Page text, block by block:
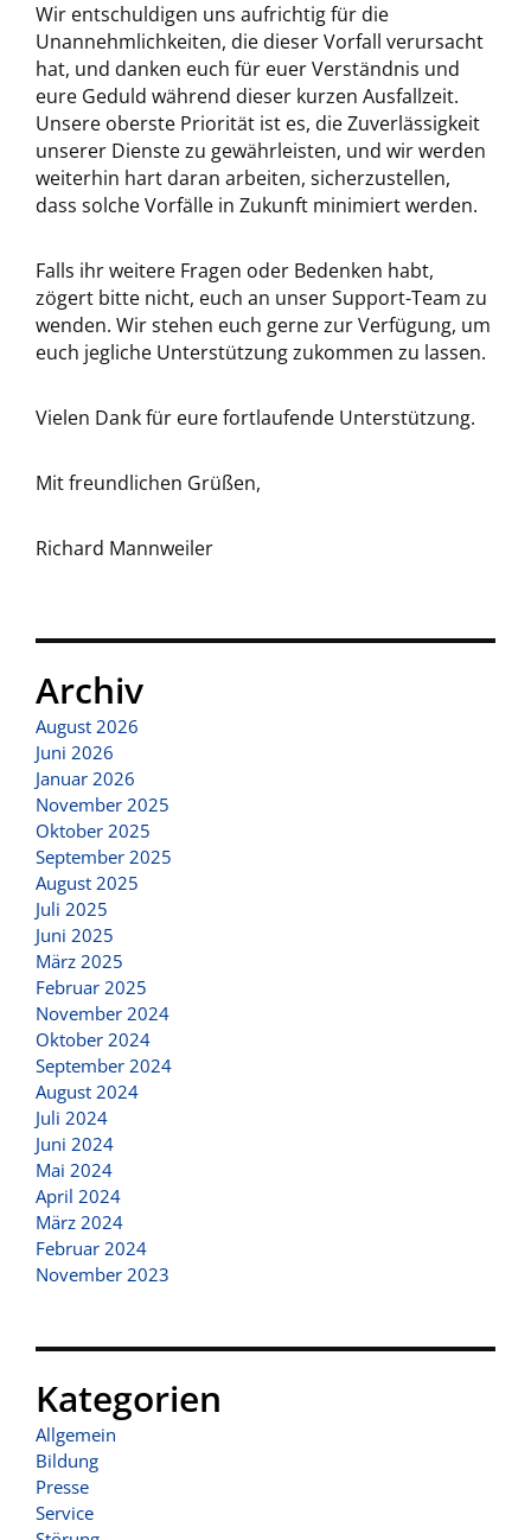
Wir entschuldigen uns aufrichtig für die
Unannehmlichkeiten, die dieser Vorfall verursacht
hat, und danken euch für euer Verständnis und
eure Geduld während dieser kurzen Ausfallzeit.
Unsere oberste Priorität ist es, die Zuverlässigkeit
unserer Dienste zu gewährleisten, und wir werden
weiterhin hart daran arbeiten, sicherzustellen,
dass solche Vorfälle in Zukunft minimiert werden.
Falls ihr weitere Fragen oder Bedenken habt,
zögert bitte nicht, euch an unser Support-Team zu
wenden. Wir stehen euch gerne zur Verfügung, um
euch jegliche Unterstützung zukommen zu lassen.
Vielen Dank für eure fortlaufende Unterstützung.
Mit freundlichen Grüßen,
Richard Mannweiler
Archiv
August 2026
Juni 2026
Januar 2026
November 2025
Oktober 2025
September 2025
August 2025
Juli 2025
Juni 2025
März 2025
Februar 2025
November 2024
Oktober 2024
September 2024
August 2024
Juli 2024
Juni 2024
Mai 2024
April 2024
März 2024
Februar 2024
November 2023
Kategorien
Allgemein
Bildung
Presse
Service